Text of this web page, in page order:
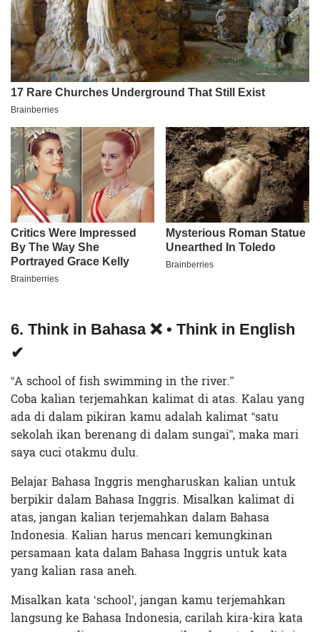
6. Think in Bahasa ❌ • Think in English
✔
“A school of fish swimming in the river.”
Coba kalian terjemahkan kalimat di atas. Kalau yang
ada di dalam pikiran kamu adalah kalimat “satu
sekolah ikan berenang di dalam sungai”, maka mari
saya cuci otakmu dulu.
Belajar Bahasa Inggris mengharuskan kalian untuk
berpikir dalam Bahasa Inggris. Misalkan kalimat di
atas, jangan kalian terjemahkan dalam Bahasa
Indonesia. Kalian harus mencari kemungkinan
persamaan kata dalam Bahasa Inggris untuk kata
yang kalian rasa aneh.
Misalkan kata ‘school’, jangan kamu terjemahkan
langsung ke Bahasa Indonesia, carilah kira-kira kata